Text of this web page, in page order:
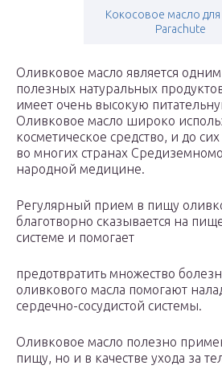
Кокосовое масло
Parachute
Оливковое масло является
полезных натуральных
имеет очень высокую
Оливковое масло широко
косметическое средство, и до
во многих странах
народной медицине.
Регулярный прием в пищу
благотворно сказывается на
системе и помогает
предотвратить множество
оливкового масла помогают
сердечно-сосудистой системы.
Оливковое масло полезно
пищу, но и в качестве ухода за